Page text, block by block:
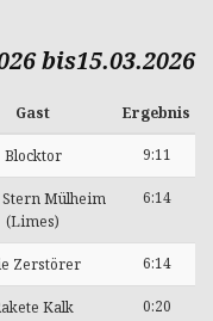
bis15.03.2026
Gast Ergebnis
Blocktor 9:11
Mülheim
(Limes)
6:14
Zerstörer 6:14
Kalk 0:20